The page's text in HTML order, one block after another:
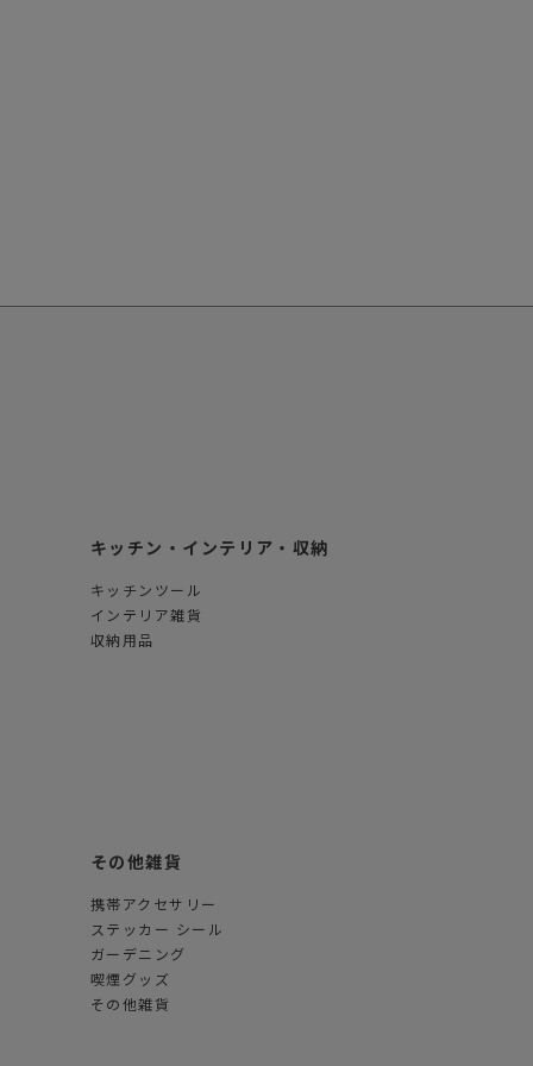
キッチン・インテリア・収納
キッチンツール
インテリア雑貨
収納用品
その他雑貨
携帯アクセサリー
ステッカー シール
ガーデニング
喫煙グッズ
その他雑貨